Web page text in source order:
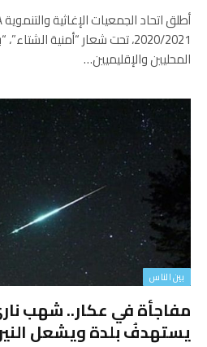
2020/2021، تحت شعار “أمنية
المحليين والإقليميين…
بين الناس
مفاجأة في عكار.. شهب
يستهدفُ بلدة ويشعل